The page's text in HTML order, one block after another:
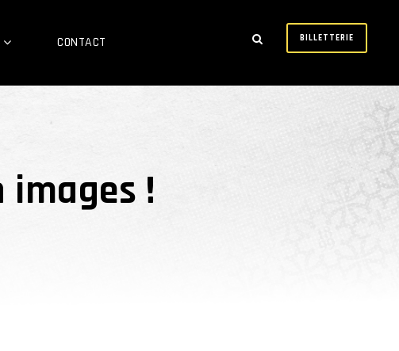
CONTACT BILLETTERIE
images !